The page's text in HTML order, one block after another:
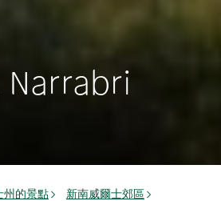
Narrabri
州的景點
新南威爾士郊區